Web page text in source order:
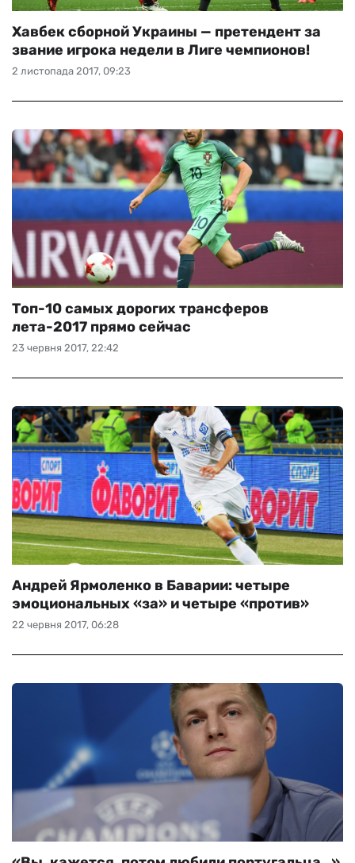
2 листопада 2017, 09:23
Хавбек сборной Украины — претендент за
звание игрока недели в Лиге чемпионов!
23 червня 2017, 22:42
Топ-10 самых дорогих трансферов
лета-2017 прямо сейчас
22 червня 2017, 06:28
Андрей Ярмоленко в Баварии: четыре
эмоциональных «за» и четыре «против»